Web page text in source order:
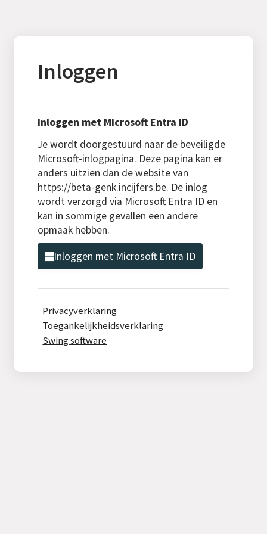
Inloggen
Inloggen met Microsoft Entra ID
Je wordt doorgestuurd naar de beveiligde
Microsoft-inlogpagina. Deze pagina kan er
anders uitzien dan de website van
https://beta-genk.incijfers.be. De inlog
wordt verzorgd via Microsoft Entra ID en
kan in sommige gevallen een andere
opmaak hebben.
Inloggen met Microsoft Entra ID
Privacyverklaring
Toegankelijkheidsverklaring
Swing software